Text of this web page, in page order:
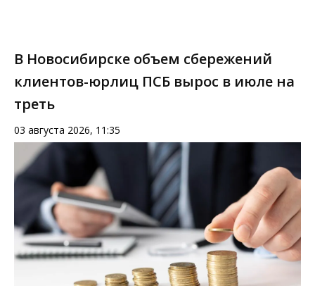
В Новосибирске объем сбережений
клиентов-юрлиц ПСБ вырос в июле на
треть
03 августа 2026, 11:35